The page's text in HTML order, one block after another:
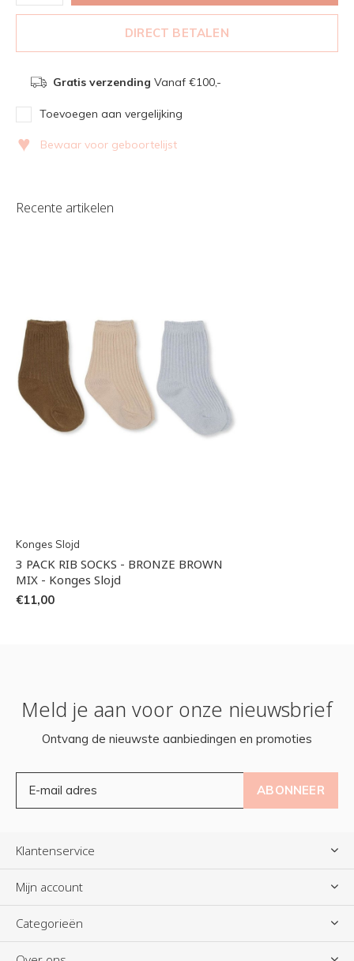
DIRECT BETALEN
Gratis verzending Vanaf €100,-
Toevoegen aan vergelijking
♥ Bewaar voor geboortelijst
Recente artikelen
Konges Slojd
3 PACK RIB SOCKS - BRONZE BROWN
MIX - Konges Slojd
€11,00
Meld je aan voor onze nieuwsbrief
Ontvang de nieuwste aanbiedingen en promoties
ABONNEER
Klantenservice
Mijn account
Categorieën